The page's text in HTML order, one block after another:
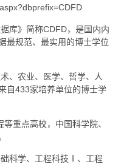
库》简称CDFD，是国内内
最规范、最实用的博士学位
、农业、医学、哲学、人
自433家培养单位的博士学
重点高校，中国科学院、
科学、工程科技Ⅰ、工程